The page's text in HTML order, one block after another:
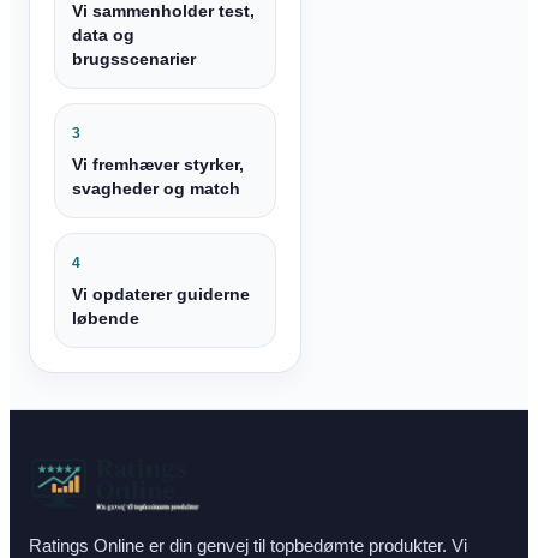
Vi sammenholder test,
data og
brugsscenarier
3
Vi fremhæver styrker,
svagheder og match
4
Vi opdaterer guiderne
løbende
Ratings Online er din genvej til topbedømte produkter. Vi